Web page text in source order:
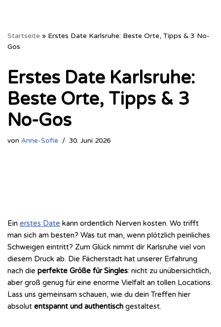
Startseite » Erstes Date Karlsruhe: Beste Orte, Tipps & 3 No-
Gos
Erstes Date Karlsruhe:
Beste Orte, Tipps & 3
No-Gos
von Anne-Sofie 30. Juni 2026
Ein erstes Date kann ordentlich Nerven kosten. Wo trifft
man sich am besten? Was tut man, wenn plötzlich peinliches
Schweigen eintritt? Zum Glück nimmt dir Karlsruhe viel von
diesem Druck ab. Die Fächerstadt hat unserer Erfahrung
nach die perfekte Größe für Singles: nicht zu unübersichtlich,
aber groß genug für eine enorme Vielfalt an tollen Locations.
Lass uns gemeinsam schauen, wie du dein Treffen hier
absolut entspannt und authentisch gestaltest.